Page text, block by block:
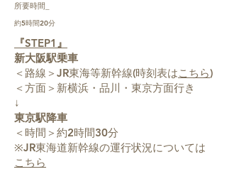
所要時間_
約5時間20分
『STEP1』
新大阪駅乗車
＜路線＞JR東海等新幹線(時刻表はこちら)
＜方面＞新横浜・品川・東京方面行き
↓
東京駅降車
＜時間＞約2時間30分
※JR東海道新幹線の運行状況については
こちら